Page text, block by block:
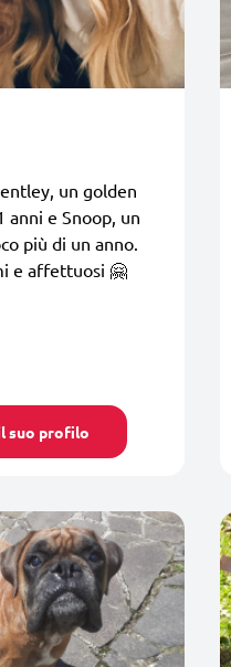
un golden
anni e Snoop, un
più di un anno.
e affettuosi 🤗
suo profilo